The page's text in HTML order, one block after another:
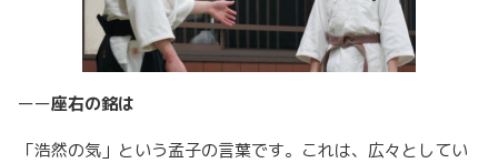
ーー座右の銘は
「浩然の気」という孟子の言葉です。これは、広々としてい